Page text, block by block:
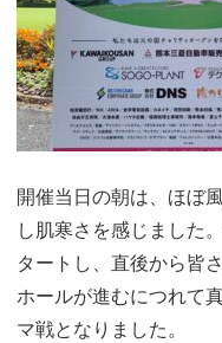
開催当日の朝は、ほぼ
し肌寒さを感じました
タートし、直後から皆
ホールが進むにつれて
マ戦となりました。